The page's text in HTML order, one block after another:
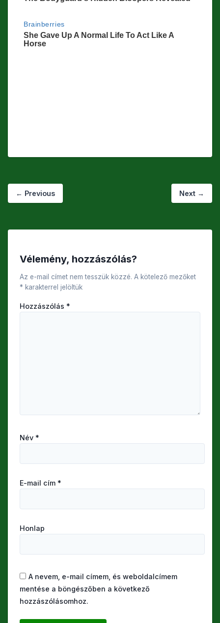
← Previous Next →
Vélemény, hozzászólás?
Az e-mail címet nem tesszük közzé. A kötelező mezőket
* karakterrel jelöltük
Hozzászólás *
Név *
E-mail cím *
Honlap
A nevem, e-mail címem, és weboldalcímem
mentése a böngészőben a következő
hozzászólásomhoz.